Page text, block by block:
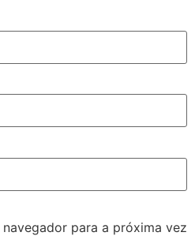
para a próxima vez